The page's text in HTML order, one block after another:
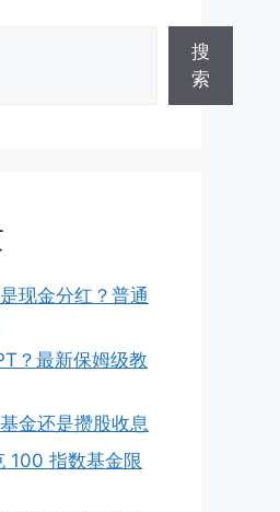
搜
索
现金分红？普通
？最新保姆级教
金还是攒股收息
100 指数基金限